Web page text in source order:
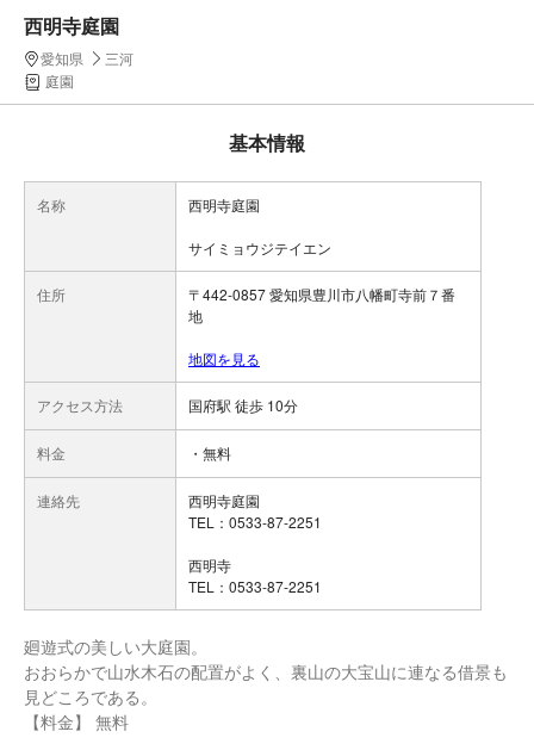
西明寺庭園
愛知県
三河
庭園
基本情報
名称 西明寺庭園
サイミョウジテイエン
住所
〒442-0857 愛知県豊川市八幡町寺前７番
地
地図を見る
アクセス方法 国府駅 徒歩 10分
料金 ・無料
連絡先
西明寺庭園
TEL：0533-87-2251
西明寺
TEL：0533-87-2251
廻遊式の美しい大庭園。
おおらかで山水木石の配置がよく、裏山の大宝山に連なる借景も
見どころである。
【料金】 無料